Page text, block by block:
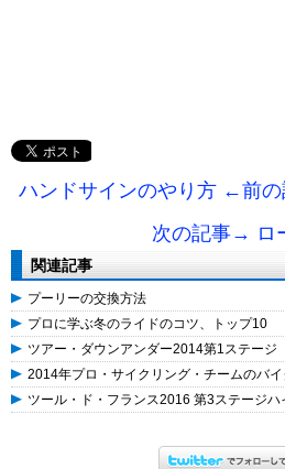
ハンドサインのやり方 ←前の
次の記事→ ロ
関連記事
プーリーの交換方法
プロに学ぶ冬のライドのコツ、トップ10
ツアー・ダウンアンダー2014第1ステージ
2014年プロ・サイクリング・チームのバイ
ツール・ド・フランス2016 第3ステージハ